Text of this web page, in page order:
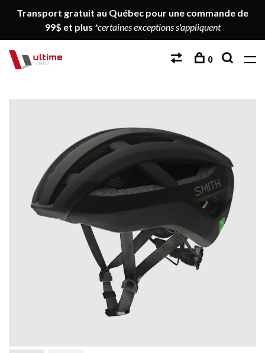
Transport gratuit au Québec pour une commande de
99$ et plus *certaines exceptions s'appliquent
0